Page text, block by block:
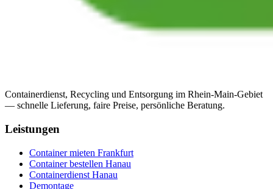
Containerdienst, Recycling und Entsorgung im Rhein-Main-Gebiet
— schnelle Lieferung, faire Preise, persönliche Beratung.
Leistungen
Container mieten Frankfurt
Container bestellen Hanau
Containerdienst Hanau
Demontage